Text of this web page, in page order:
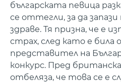
българската певица
се оттегли, за да
здраве. Тя призна, че е
страх, след като е била
представител на
конкурс. Пред
отбеляза, че това се е